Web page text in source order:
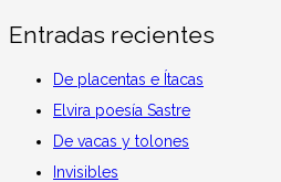
Entradas recientes
De placentas e Ítacas
Elvira poesía Sastre
De vacas y tolones
Invisibles